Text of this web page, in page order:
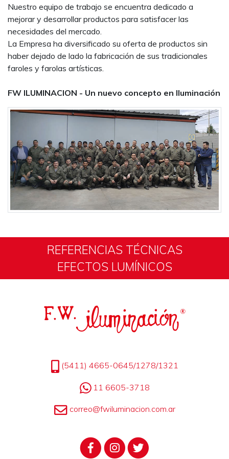
Nuestro equipo de trabajo se encuentra dedicado a
mejorar y desarrollar productos para satisfacer las
necesidades del mercado.
La Empresa ha diversificado su oferta de productos sin
haber dejado de lado la fabricación de sus tradicionales
faroles y farolas artísticas.
FW ILUMINACION - Un nuevo concepto en Iluminación
REFERENCIAS TÉCNICAS
EFECTOS LUMÍNICOS
(5411) 4665-0645/1278/1321
11 6605-3718
correo@fwiluminacion.com.ar